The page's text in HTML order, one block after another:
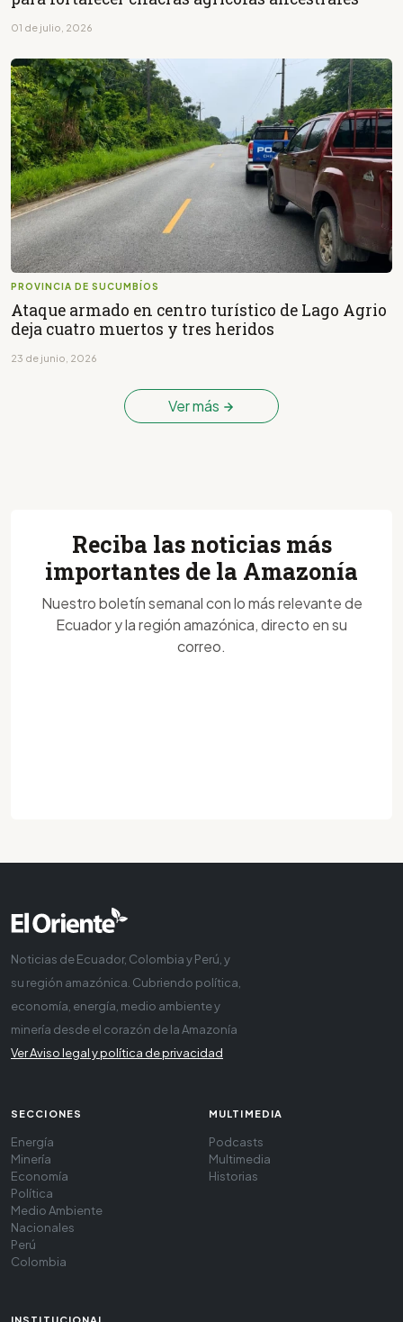
01 de julio, 2026
PROVINCIA DE SUCUMBÍOS
Ataque armado en centro turístico de Lago Agrio
deja cuatro muertos y tres heridos
23 de junio, 2026
Ver más
Reciba las noticias más
importantes de la Amazonía
Nuestro boletín semanal con lo más relevante de
Ecuador y la región amazónica, directo en su
correo.
Noticias de Ecuador, Colombia y Perú, y
su región amazónica. Cubriendo política,
economía, energía, medio ambiente y
minería desde el corazón de la Amazonía
Ver Aviso legal y política de privacidad
SECCIONES
Energía
Minería
Economía
Política
Medio Ambiente
Nacionales
Perú
Colombia
MULTIMEDIA
Podcasts
Multimedia
Historias
INSTITUCIONAL